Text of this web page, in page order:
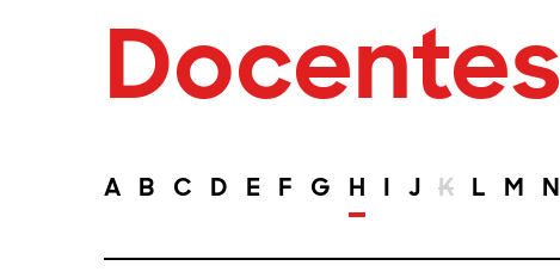
Docentes
A B C D E F G H I J K L M N